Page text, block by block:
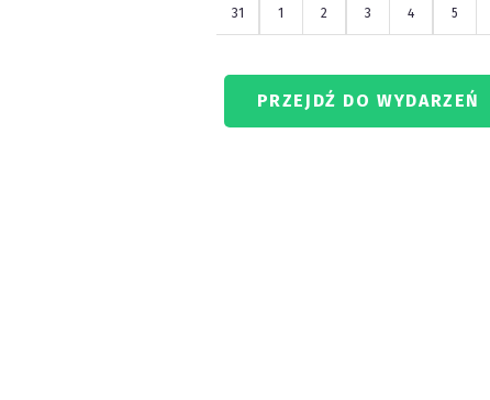
31 1 2 3 4 5
PRZEJDŹ DO WYDARZEŃ